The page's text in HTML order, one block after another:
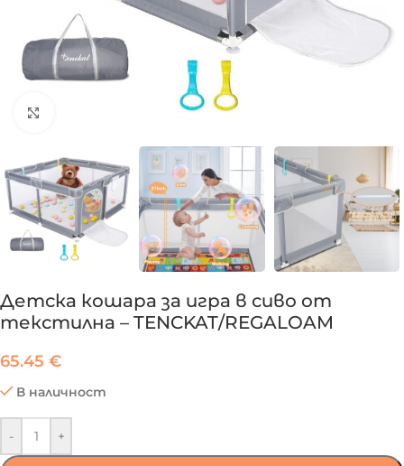
Детска кошара за игра в сиво от
текстилна – TENCKAT/REGALOAM
65.45 €
В наличност
- +